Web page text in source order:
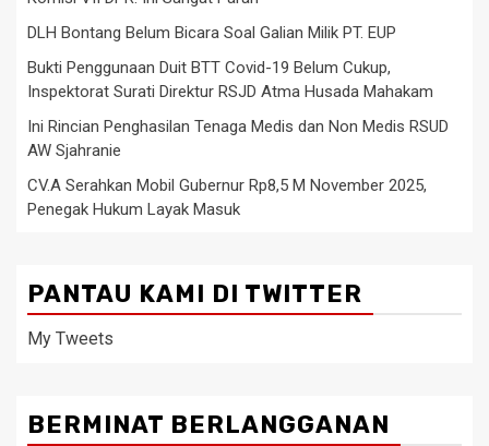
DLH Bontang Belum Bicara Soal Galian Milik PT. EUP
Bukti Penggunaan Duit BTT Covid-19 Belum Cukup,
Inspektorat Surati Direktur RSJD Atma Husada Mahakam
Ini Rincian Penghasilan Tenaga Medis dan Non Medis RSUD
AW Sjahranie
CV.A Serahkan Mobil Gubernur Rp8,5 M November 2025,
Penegak Hukum Layak Masuk
PANTAU KAMI DI TWITTER
My Tweets
BERMINAT BERLANGGANAN